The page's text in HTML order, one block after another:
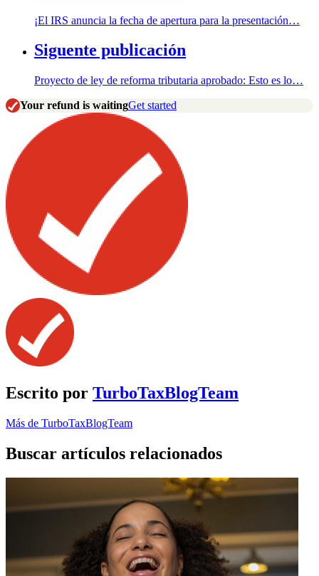
¡El IRS anuncia la fecha de apertura para la presentación…
Siguente publicación
Proyecto de ley de reforma tributaria aprobado: Esto es lo…
Your refund is waitingGet started
Escrito por TurboTaxBlogTeam
Más de TurboTaxBlogTeam
Buscar artículos relacionados